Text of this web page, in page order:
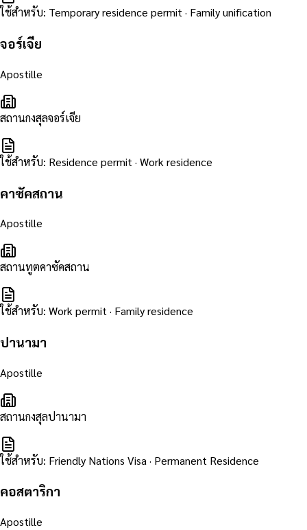
ใช้สำหรับ: Temporary residence permit · Family unification
จอร์เจีย
Apostille
สถานกงสุลจอร์เจีย
ใช้สำหรับ: Residence permit · Work residence
คาซัคสถาน
Apostille
สถานทูตคาซัคสถาน
ใช้สำหรับ: Work permit · Family residence
ปานามา
Apostille
สถานกงสุลปานามา
ใช้สำหรับ: Friendly Nations Visa · Permanent Residence
คอสตาริกา
Apostille